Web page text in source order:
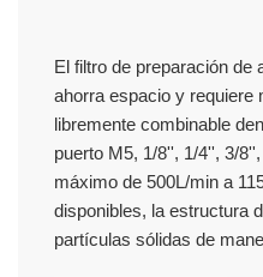
El filtro de preparación de
ahorra espacio y requiere
libremente combinable
puerto M5, 1/8'', 1/4'', 3/
máximo de 500L/min a
disponibles, la estructura
partículas sólidas de